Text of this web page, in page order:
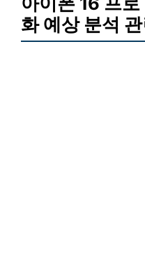
화 예상 분석